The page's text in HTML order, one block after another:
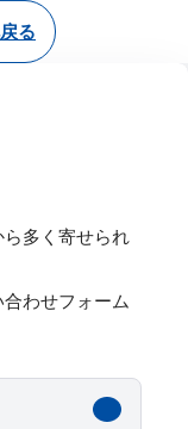
る
多く寄せられ
わせフォーム